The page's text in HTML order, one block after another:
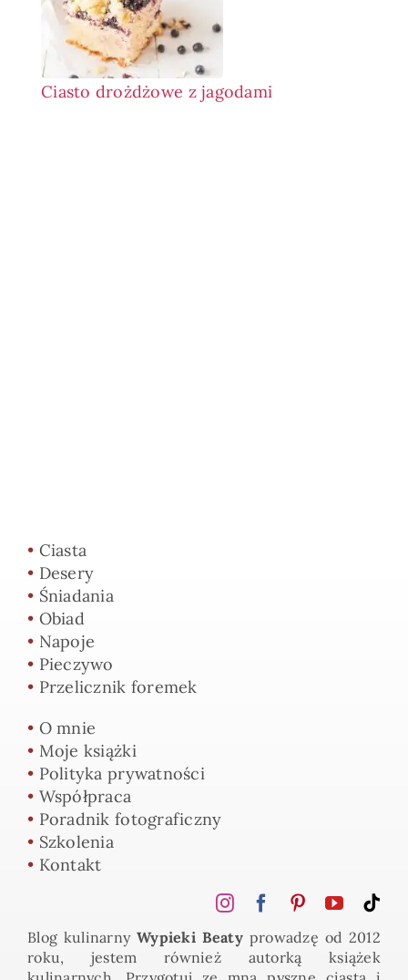
Ciasto drożdżowe z jagodami
• Ciasta
• Desery
• Śniadania
• Obiad
• Napoje
• Pieczywo
• Przelicznik foremek
• O mnie
• Moje książki
• Polityka prywatności
• Współpraca
• Poradnik fotograficzny
• Szkolenia
• Kontakt
Blog kulinarny Wypieki Beaty prowadzę od 2012
roku, jestem również autorką książek